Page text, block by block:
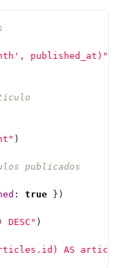
published_at)"
publicados
: true
AS